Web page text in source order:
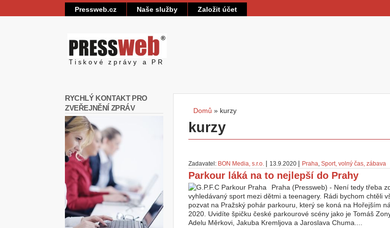
Pressweb.cz Naše služby Založit účet
Pressweb
Tiskové zprávy a PR
Jste zde
Domů » kurzy
kurzy
Zadavatel: BON Media, s.r.o. | 13.9.2020 | Praha, Sport, volný čas, zábava
Parkour láká na to nejlepší do Prahy
Praha (Pressweb) - Není tedy třeba
vyhledávaný sport mezi dětmi a teenagery. Rádi bychom chtěli
pozvat na Pražský pohár parkouru, který se koná na Hořejším
2020. Uvidíte špičku české parkourové scény jako je Tomáš
Adelu Měrkovi, Jakuba Kremljova a Jaroslava Chuma....
RYCHLÝ KONTAKT PRO
ZVEŘEJNĚNÍ ZPRÁV